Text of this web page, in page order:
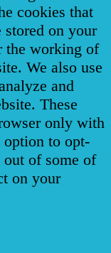
cookies that
stored on your
the working of
We also use
and
These
only with
option to opt-
of some of
on your